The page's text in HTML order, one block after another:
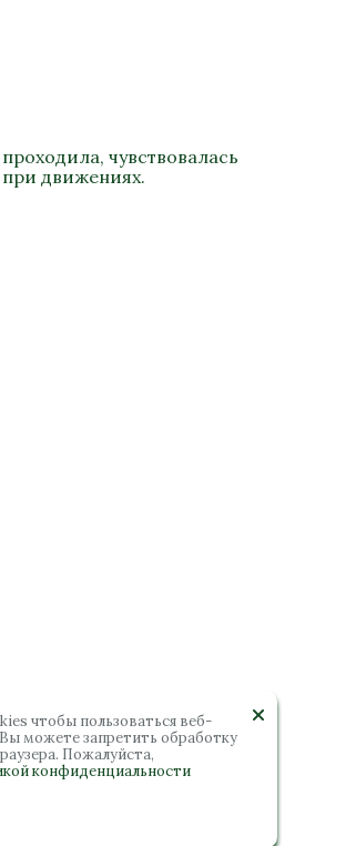
чувствовалась
движениях.
чтобы пользоваться веб-
можете запретить обработку
Пожалуйста,
конфиденциальности